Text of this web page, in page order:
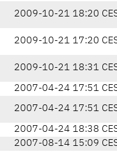
2009-10-21 18:20
2009-10-21 17:20
2009-10-21 18:31
2007-04-24 17:51
2007-04-24 17:51
2007-04-24 18:38
2007-08-14 15:09